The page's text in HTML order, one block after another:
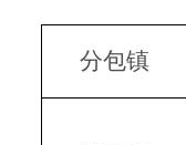
分包镇